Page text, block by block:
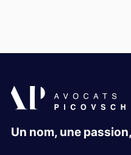
Un nom, une